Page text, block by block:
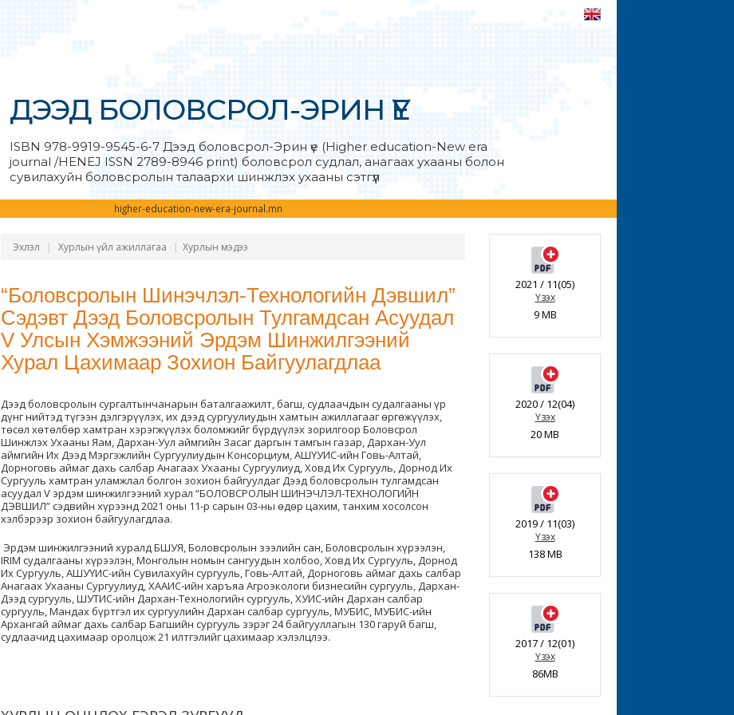
ДЭЭД БОЛОВСРОЛ-ЭРИН ҮЕ
ISBN 978-9919-9545-6-7 Дээд боловсрол-Эрин үе (Higher education-New era
journal /HENEJ ISSN 2789-8946 print) боловсрол судлал, анагаах ухааны болон
сувилахуйн боловсролын талаархи шинжлэх ухааны сэтгүүл
higher-education-new-era-journal.mn
Эхлэл Хурлын үйл ажиллагаа Хурлын мэдээ
“Боловсролын Шинэчлэл-Технологийн Дэвшил”
Сэдэвт Дээд Боловсролын Тулгамдсан Асуудал
V Улсын Хэмжээний Эрдэм Шинжилгээний
Хурал Цахимаар Зохион Байгуулагдлаа
Дээд боловсролын сургалтынчанарын баталгаажилт, багш, судлаачдын судалгааны үр
дүнг нийтэд түгээн дэлгэрүүлэх, их дээд сургуулиудын хамтын ажиллагааг өргөжүүлэх,
төсөл хөтөлбөр хамтран хэрэгжүүлэх боломжийг бүрдүүлэх зорилгоор Боловсрол
Шинжлэх Ухааны Яам, Дархан-Уул аймгийн Засаг даргын тамгын газар, Дархан-Уул
аймгийн Их Дээд Мэргэжлийн Сургуулиудын Консорциум, АШҮУИС-ийн Говь-Алтай,
Дорноговь аймаг дахь салбар Анагаах Ухааны Сургуулиуд, Ховд Их Сургууль, Дорнод Их
Сургууль хамтран уламжлал болгон зохион байгуулдаг Дээд боловсролын тулгамдсан
асуудал V эрдэм шинжилгээний хурал “БОЛОВСРОЛЫН ШИНЭЧЛЭЛ-ТЕХНОЛОГИЙН
ДЭВШИЛ” сэдвийн хүрээнд 2021 оны 11-р сарын 03-ны өдөр цахим, танхим хосолсон
хэлбэрээр зохион байгуулагдлаа.
Эрдэм шинжилгээний хуралд БШУЯ, Боловсролын зээлийн сан, Боловсролын хүрээлэн,
IRIM судалгааны хүрээлэн, Монголын номын сангуудын холбоо, Ховд Их Сургууль, Дорнод
Их Сургууль, АШУҮИС-ийн Сувилахуйн сургууль, Говь-Алтай, Дорноговь аймаг дахь салбар
Анагаах Ухааны Сургуулиуд, ХААИС-ийн харъяа Агроэкологи бизнесийн сургууль, Дархан-
Дээд сургууль, ШУТИС-ийн Дархан-Технологийн сургууль, ХУИС-ийн Дархан салбар
сургууль, Мандах бүртгэл их сургуулийн Дархан салбар сургууль, МУБИС, МУБИС-ийн
Архангай аймаг дахь салбар Багшийн сургууль зэрэг 24 байгууллагын 130 гаруй багш,
судлаачид цахимаар оролцож 21 илтгэлийг цахимаар хэлэлцлээ.
2021 / 11(05)
Үзэх
9 MB
2020 / 12(04)
Үзэх
20 MB
2019 / 11(03)
Үзэх
138 MB
2017 / 12(01)
Үзэх
86MB